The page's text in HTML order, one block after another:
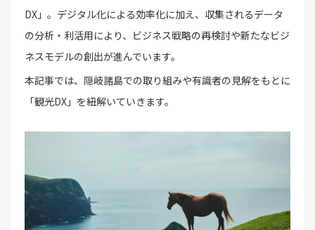
DX」。デジタル化による効率化に加え、収集されるデータ
の分析・利活用により、ビジネス戦略の再検討や新たなビジ
ネスモデルの創出が進んでいます。
本記事では、隠岐諸島での取り組みや有識者の見解をもとに
「観光DX」を紐解いていきます。